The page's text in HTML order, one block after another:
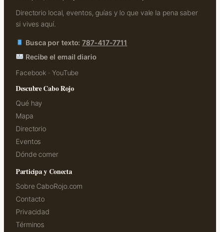
Directorio local, eventos, guías y lo que vale la pena saber
si vives aquí.
Busca por texto:787-417-7711
Recibe el email diario
Facebook · YouTube
Descubre Cabo Rojo
Qué hay
Mapa
Directorio
Eventos
Dónde comer
Participa y Conecta
Sobre CaboRojo.com
Contacto
Privacidad
Términos